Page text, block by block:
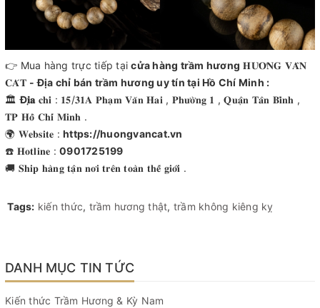
👉 Mua hàng trực tiếp tạicửa hàng trầm hương 𝐇𝐔̛𝐎̛𝐍𝐆 𝐕𝐀̂𝐍
𝐂𝐀́𝐓 - Địa chỉ bán trầm hương uy tín tại Hồ Chí Minh :
🏛Đ𝐢̣𝐚 𝐜𝐡𝐢̉ : 𝟏𝟓/𝟑𝟏𝐀 𝐏𝐡𝐚̣𝐦 𝐕𝐚̆𝐧 𝐇𝐚𝐢 , 𝐏𝐡𝐮̛𝐨̛̀𝐧𝐠 𝟏 , 𝐐𝐮𝐚̣̂𝐧 𝐓𝐚̂𝐧 𝐁𝐢̀𝐧𝐡 ,
𝐓𝐏 𝐇𝐨̂̀ 𝐂𝐡𝐢́ 𝐌𝐢𝐧𝐡 .
🌍 𝐖𝐞𝐛𝐬𝐢𝐭𝐞 : https://huongvancat.vn
☎️ 𝐇𝐨𝐭𝐥𝐢𝐧𝐞 : 0901725199
🚚 𝐒𝐡𝐢𝐩 𝐡𝐚̀𝐧𝐠 𝐭𝐚̣̂𝐧 𝐧𝐨̛𝐢 𝐭𝐫𝐞̂𝐧 𝐭𝐨𝐚̀𝐧 𝐭𝐡𝐞̂́ 𝐠𝐢𝐨̛́𝐢 .
Tags: kiến thức, trầm hương thật, trầm không kiêng kỵ
DANH MỤC TIN TỨC
Kiến thức Trầm Hương & Kỳ Nam